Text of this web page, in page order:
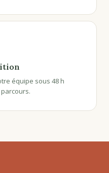
équipe sous 48 h